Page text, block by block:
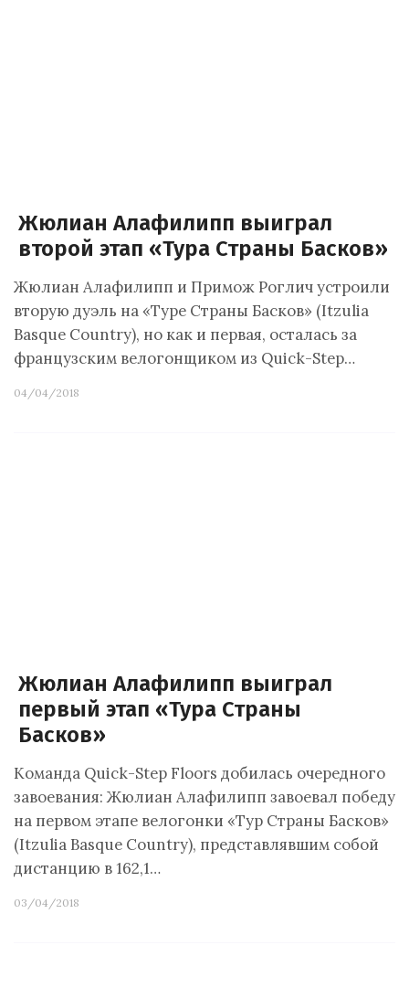
Жюлиан Алафилипп выиграл
второй этап «Тура Страны Басков»
Жюлиан Алафилипп и Примож Роглич устроили
вторую дуэль на «Туре Страны Басков» (Itzulia
Basque Country), но как и первая, осталась за
французским велогонщиком из Quick-Step…
04/04/2018
Жюлиан Алафилипп выиграл
первый этап «Тура Страны
Басков»
Команда Quick-Step Floors добилась очередного
завоевания: Жюлиан Алафилипп завоевал победу
на первом этапе велогонки «Тур Страны Басков»
(Itzulia Basque Country), представлявшим собой
дистанцию в 162,1…
03/04/2018